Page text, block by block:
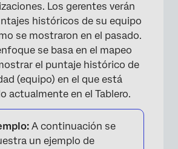
×
Los gerentes verán
históricos de su equipo
se mostraron en el pasado.
se basa en el mapeo
el puntaje histórico de
(equipo) en el que está
actualmente en el Tablero.
A continuación se
un ejemplo de